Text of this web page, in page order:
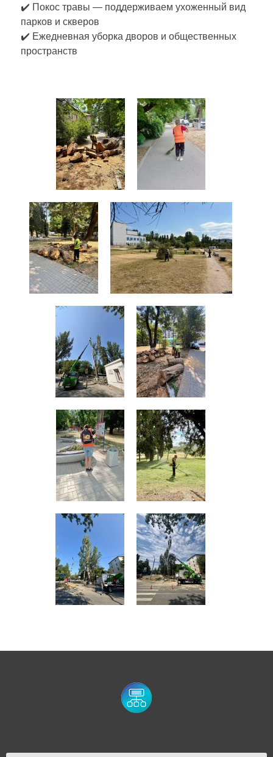
✔️ Покос травы — поддерживаем ухоженный вид
парков и скверов
✔️ Ежедневная уборка дворов и общественных
пространств